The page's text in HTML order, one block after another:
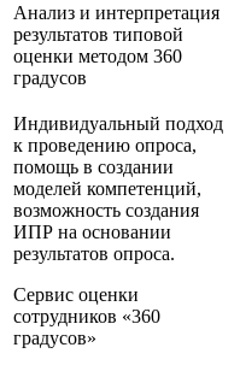
Анализ и интерпретация
результатов типовой
оценки методом 360
градусов
Индивидуальный подход
к проведению опроса,
помощь в создании
моделей компетенций,
возможность создания
ИПР на основании
результатов опроса.
Сервис оценки
сотрудников «360
градусов»